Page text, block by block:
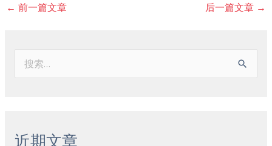
← 前一篇文章 后一篇文章 →
近期文章